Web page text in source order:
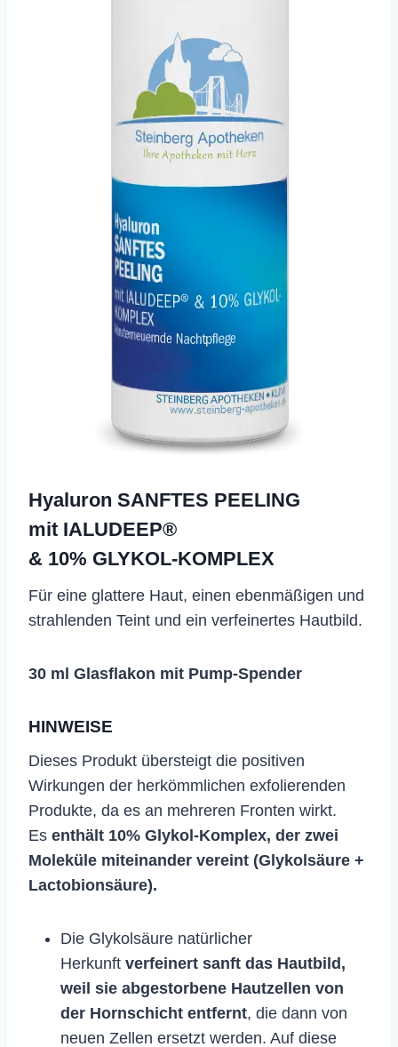
Hyaluron SANFTES PEELING
mit IALUDEEP®
& 10% GLYKOL-KOMPLEX
Für eine glattere Haut, einen ebenmäßigen und
strahlenden Teint und ein verfeinertes Hautbild.
30 ml Glasflakon mit Pump-Spender
HINWEISE
Dieses Produkt übersteigt die positiven
Wirkungen der herkömmlichen exfolierenden
Produkte, da es an mehreren Fronten wirkt.
Es enthält 10% Glykol-Komplex, der zwei
Moleküle miteinander vereint (Glykolsäure +
Lactobionsäure).
Die Glykolsäure natürlicher
Herkunft verfeinert sanft das Hautbild,
weil sie abgestorbene Hautzellen von
der Hornschicht entfernt, die dann von
neuen Zellen ersetzt werden. Auf diese